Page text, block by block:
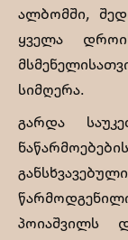
ალბომში,
ყველა
სიმღერა.
გარდა
პოიაშვილს